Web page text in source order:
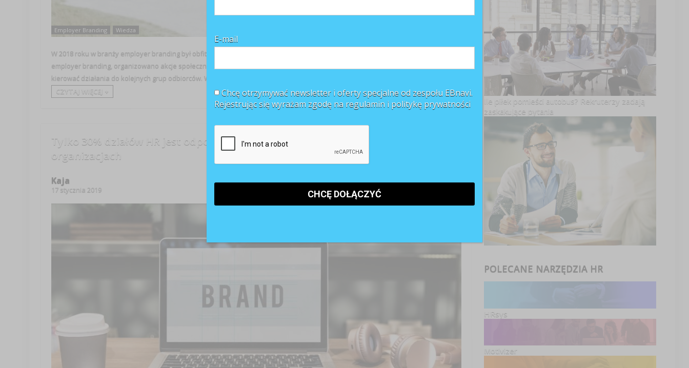
Employer Branding Wiedza
W 2018 roku w branży employer branding był obfity w wiele wydarzeń i trendów. Coraz więcej firm wypracowywało strategię
employer branding, organizowano akcje społeczne, w których zwracano uwagę na znaczenie szczęścia w pracy, czy zaczęto
kierować działania do kolejnych grup odbiorców. W 2019 rola ...
CZYTAJ WIĘCEJ +
Tylko 30% działów HR jest odpowiedzialnych za employer branding w
organizacjach
Kaja
17 stycznia 2019
Ile piłek pomieści autobus? Rekruterzy zadają
zaskakujące pytania
POLECANE NARZĘDZIA HR
HRsys
Motivizer
E-mail
Chcę otrzymywać newsletter i oferty specjalne od zespołu EBnavi.
Rejestrując się wyrażam zgodę na regulamin i politykę prywatności